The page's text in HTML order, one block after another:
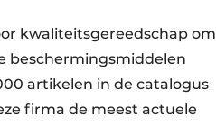
kwaliteitsgereedschap om
beschermingsmiddelen
artikelen in de catalogus
firma de meest actuele